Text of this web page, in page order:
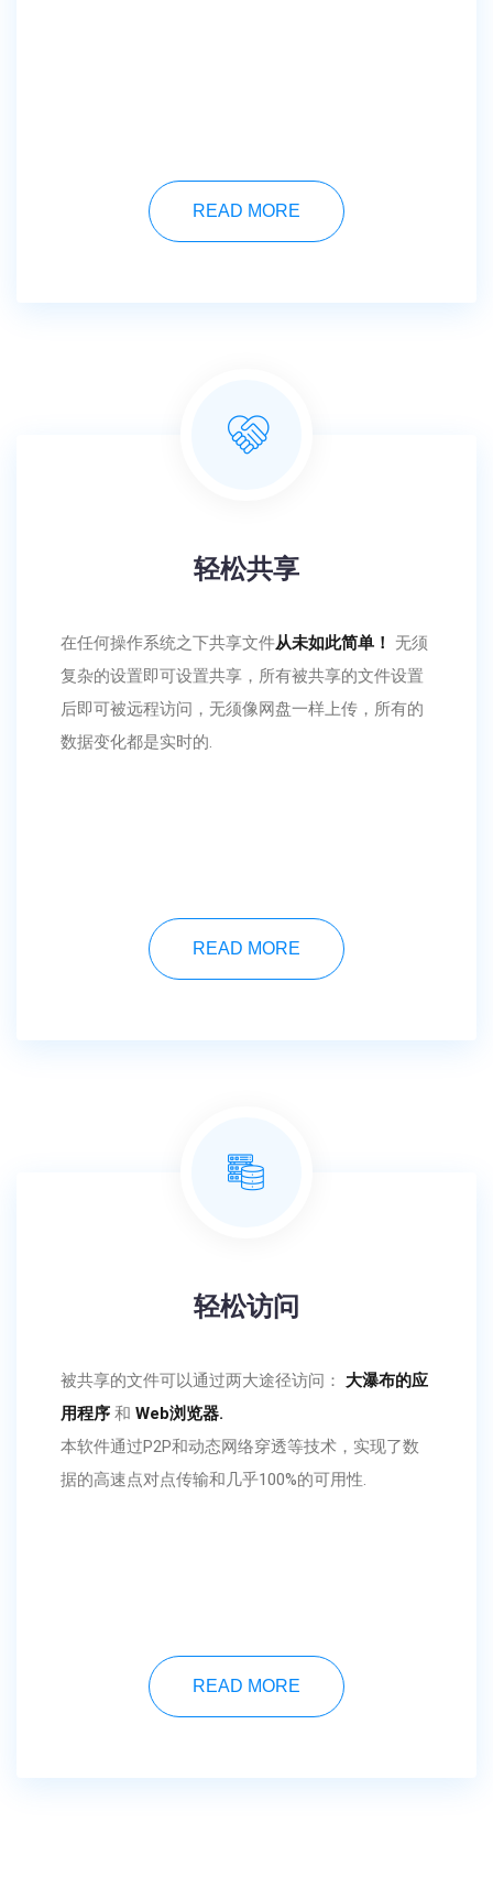
READ MORE
轻松共享
在任何操作系统之下共享文件从未如此简单！ 无须
复杂的设置即可设置共享，所有被共享的文件设置
后即可被远程访问，无须像网盘一样上传，所有的
数据变化都是实时的.
READ MORE
轻松访问
被共享的文件可以通过两大途径访问： 大瀑布的应
用程序 和 Web浏览器.
本软件通过P2P和动态网络穿透等技术，实现了数
据的高速点对点传输和几乎100%的可用性.
READ MORE